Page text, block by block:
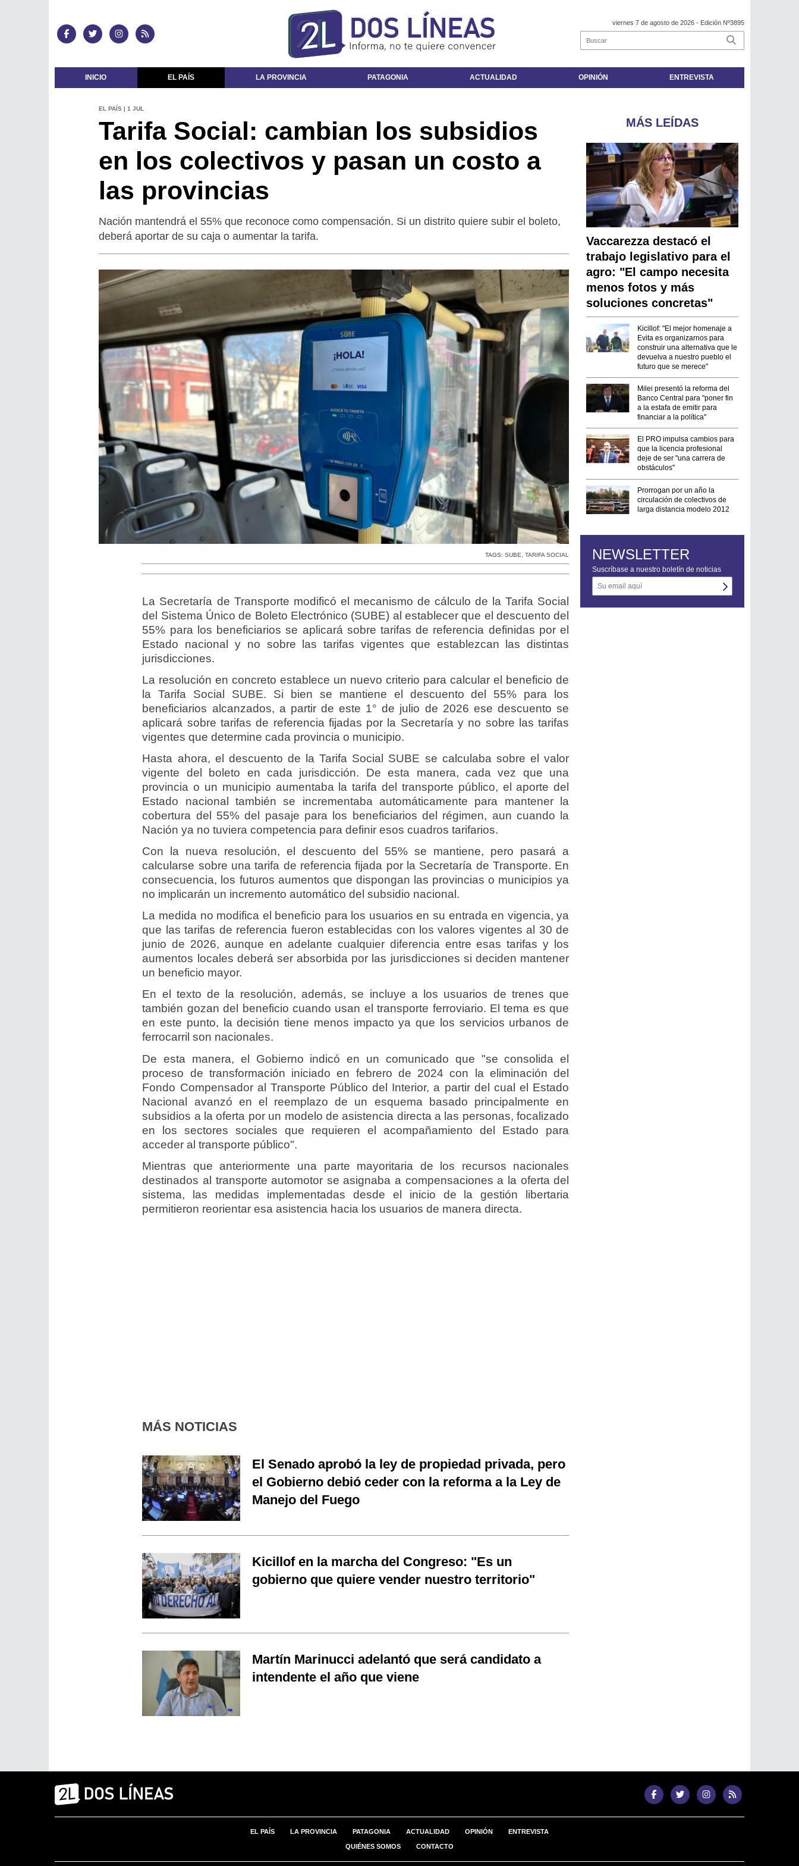
viernes 7 de agosto de 2026 - Edición Nº3895
INICIO EL PAÍS LA PROVINCIA PATAGONIA ACTUALIDAD OPINIÓN ENTREVISTA
EL PAÍS | 1 JUL
Tarifa Social: cambian los subsidios
en los colectivos y pasan un costo a
las provincias
Nación mantendrá el 55% que reconoce como compensación. Si un distrito quiere subir el boleto,
deberá aportar de su caja o aumentar la tarifa.
TAGS:SUBE ,TARIFA SOCIAL
La Secretaría de Transporte modificó el mecanismo de cálculo de la Tarifa Social
del Sistema Único de Boleto Electrónico (SUBE) al establecer que el descuento del
55% para los beneficiarios se aplicará sobre tarifas de referencia definidas por el
Estado nacional y no sobre las tarifas vigentes que establezcan las distintas
jurisdicciones.
La resolución en concreto establece un nuevo criterio para calcular el beneficio de
la Tarifa Social SUBE. Si bien se mantiene el descuento del 55% para los
beneficiarios alcanzados, a partir de este 1° de julio de 2026 ese descuento se
aplicará sobre tarifas de referencia fijadas por la Secretaría y no sobre las tarifas
vigentes que determine cada provincia o municipio.
Hasta ahora, el descuento de la Tarifa Social SUBE se calculaba sobre el valor
vigente del boleto en cada jurisdicción. De esta manera, cada vez que una
provincia o un municipio aumentaba la tarifa del transporte público, el aporte del
Estado nacional también se incrementaba automáticamente para mantener la
cobertura del 55% del pasaje para los beneficiarios del régimen, aun cuando la
Nación ya no tuviera competencia para definir esos cuadros tarifarios.
Con la nueva resolución, el descuento del 55% se mantiene, pero pasará a
calcularse sobre una tarifa de referencia fijada por la Secretaría de Transporte. En
consecuencia, los futuros aumentos que dispongan las provincias o municipios ya
no implicarán un incremento automático del subsidio nacional.
La medida no modifica el beneficio para los usuarios en su entrada en vigencia, ya
que las tarifas de referencia fueron establecidas con los valores vigentes al 30 de
junio de 2026, aunque en adelante cualquier diferencia entre esas tarifas y los
aumentos locales deberá ser absorbida por las jurisdicciones si deciden mantener
un beneficio mayor.
En el texto de la resolución, además, se incluye a los usuarios de trenes que
también gozan del beneficio cuando usan el transporte ferroviario. El tema es que
en este punto, la decisión tiene menos impacto ya que los servicios urbanos de
ferrocarril son nacionales.
De esta manera, el Gobierno indicó en un comunicado que "se consolida el
proceso de transformación iniciado en febrero de 2024 con la eliminación del
Fondo Compensador al Transporte Público del Interior, a partir del cual el Estado
Nacional avanzó en el reemplazo de un esquema basado principalmente en
subsidios a la oferta por un modelo de asistencia directa a las personas, focalizado
en los sectores sociales que requieren el acompañamiento del Estado para
acceder al transporte público".
Mientras que anteriormente una parte mayoritaria de los recursos nacionales
destinados al transporte automotor se asignaba a compensaciones a la oferta del
sistema, las medidas implementadas desde el inicio de la gestión libertaria
permitieron reorientar esa asistencia hacia los usuarios de manera directa.
MÁS NOTICIAS
El Senado aprobó la ley de propiedad privada, pero
el Gobierno debió ceder con la reforma a la Ley de
Manejo del Fuego
Kicillof en la marcha del Congreso: "Es un
gobierno que quiere vender nuestro territorio"
Martín Marinucci adelantó que será candidato a
intendente el año que viene
MÁS LEÍDAS
Vaccarezza destacó el
trabajo legislativo para el
agro: "El campo necesita
menos fotos y más
soluciones concretas"
Kicillof: "El mejor homenaje a
Evita es organizarnos para
construir una alternativa que le
devuelva a nuestro pueblo el
futuro que se merece"
Milei presentó la reforma del
Banco Central para "poner fin
a la estafa de emitir para
financiar a la política"
El PRO impulsa cambios para
que la licencia profesional
deje de ser "una carrera de
obstáculos"
Prorrogan por un año la
circulación de colectivos de
larga distancia modelo 2012
NEWSLETTER
Suscríbase a nuestro boletín de noticias
EL PAÍS LA PROVINCIA PATAGONIA ACTUALIDAD OPINIÓN ENTREVISTA
QUIÉNES SOMOS CONTACTO